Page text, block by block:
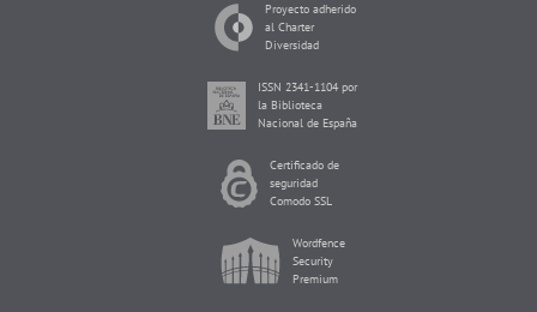
Proyecto adherido
al Charter
Diversidad
ISSN 2341-1104 por
la Biblioteca
Nacional de España
Certificado de
seguridad
Comodo SSL
Wordfence
Security
Premium